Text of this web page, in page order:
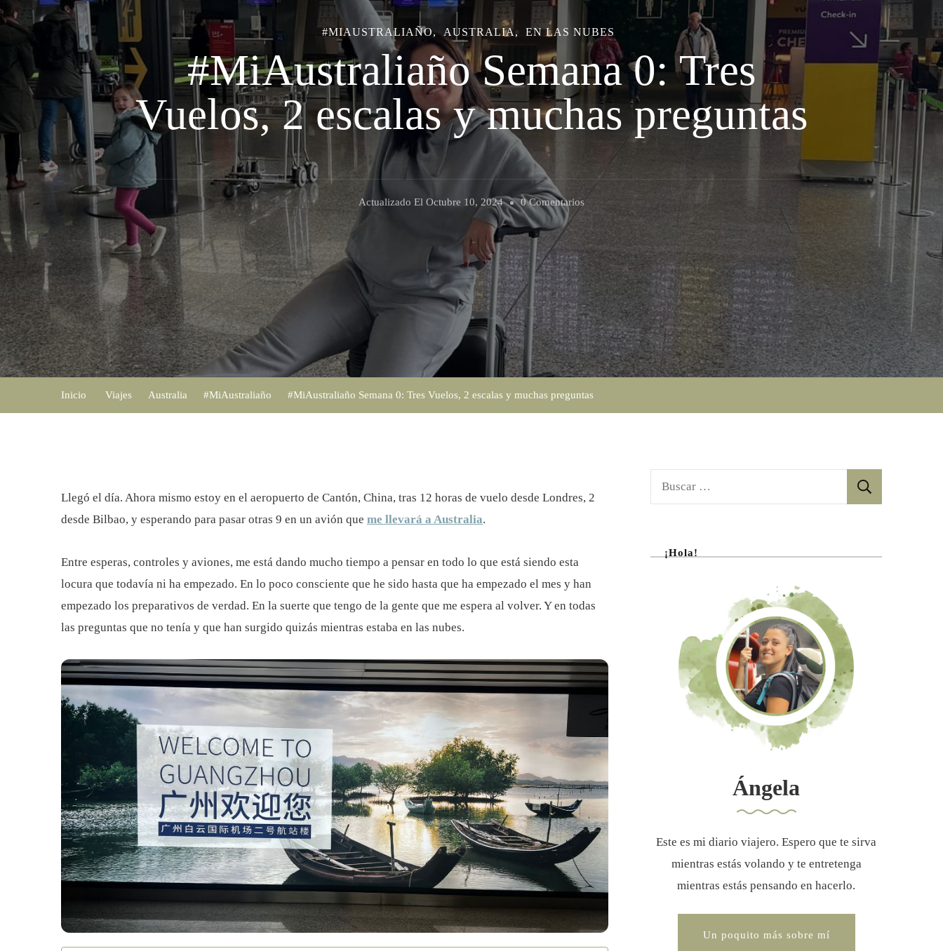
#MIAUSTRALIAÑO AUSTRALIA EN LAS NUBES
#MiAustraliaño Semana 0: Tres
Vuelos, 2 escalas y muchas preguntas
Actualizado El Octubre 10, 2024 0 ComentariosEn
#MiAustraliaño
Semana
0:
Tres
Vuelos,
2
Escalas
Y
Muchas
Inicio Viajes Australia #MiAustraliaño #MiAustraliaño Semana 0: Tres Vuelos, 2 escalas y muchas preguntas
Llegó el día. Ahora mismo estoy en el aeropuerto de Cantón, China, tras 12 horas de vuelo desde Londres, 2
desde Bilbao, y esperando para pasar otras 9 en un avión que me llevará a Australia.
Entre esperas, controles y aviones, me está dando mucho tiempo a pensar en todo lo que está siendo esta
locura que todavía ni ha empezado. En lo poco consciente que he sido hasta que ha empezado el mes y han
empezado los preparativos de verdad. En la suerte que tengo de la gente que me espera al volver. Y en todas
las preguntas que no tenía y que han surgido quizás mientras estaba en las nubes.
Buscar:
¡Hola!
Ángela
Este es mi diario viajero. Espero que te sirva
mientras estás volando y te entretenga
mientras estás pensando en hacerlo.
Un poquito más sobre mí